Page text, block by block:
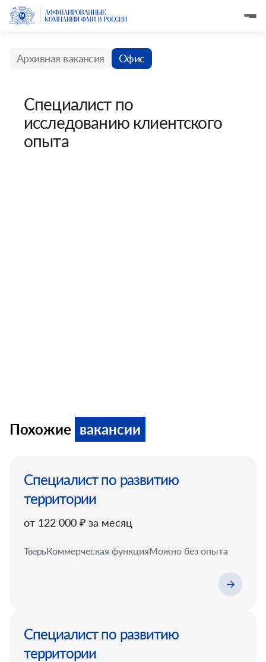
Архивная вакансия Офис
Специалист по
исследованию клиентского
опыта
Похожие вакансии
Специалист по развитию
территории
от 122 000 ₽ за месяц
ТверьКоммерческая функцияМожно без опыта
Специалист по развитию
территории